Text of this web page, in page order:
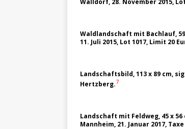
Walldorf, 28. November 2015,
Waldlandschaft mit Bachlauf,
11. Juli 2015, Lot 1017, Limit 20
Landschaftsbild, 113 x 89 cm,
Hertzberg.7
Landschaft mit Feldweg, 45 x
Mannheim, 21. Januar 2017,